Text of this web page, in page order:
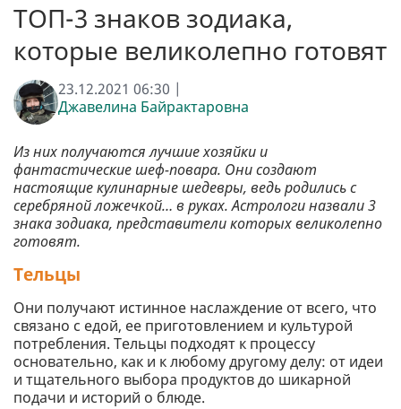
ТОП-3 знаков зодиака,
которые великолепно готовят
23.12.2021 06:30 |
Джавелина Байрактаровна
Из них получаются лучшие хозяйки и
фантастические шеф-повара. Они создают
настоящие кулинарные шедевры, ведь родились с
серебряной ложечкой… в руках. Астрологи назвали 3
знака зодиака, представители которых великолепно
готовят.
Тельцы
Они получают истинное наслаждение от всего, что
связано с едой, ее приготовлением и культурой
потребления. Тельцы подходят к процессу
основательно, как и к любому другому делу: от идеи
и тщательного выбора продуктов до шикарной
подачи и историй о блюде.